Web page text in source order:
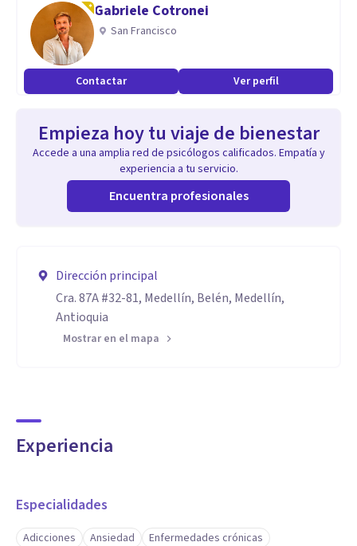
Gabriele Cotronei
San Francisco
Contactar Ver perfil
Empieza hoy tu viaje de bienestar
Accede a una amplia red de psicólogos calificados. Empatía y
experiencia a tu servicio.
Encuentra profesionales
Dirección principal
Cra. 87A #32-81, Medellín, Belén, Medellín,
Antioquia
Mostrar en el mapa
Experiencia
Especialidades
Adicciones Ansiedad
Enfermedades crónicas